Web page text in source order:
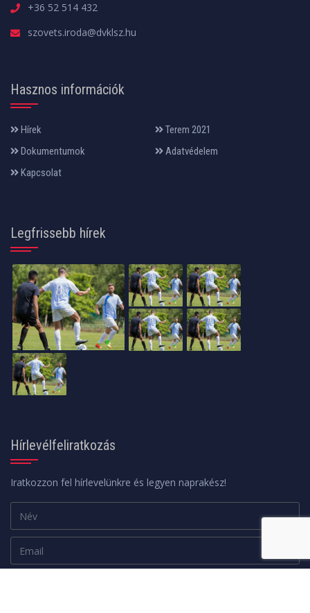
+36 52 514 432
szovets.iroda@dvklsz.hu
Hasznos információk
Hírek
Terem 2021
Dokumentumok
Adatvédelem
Kapcsolat
Legfrissebb hírek
Hírlevélfeliratkozás
Iratkozzon fel hírlevelünkre és legyen naprakész!